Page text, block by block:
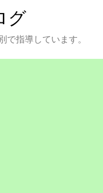
グ
指導しています。